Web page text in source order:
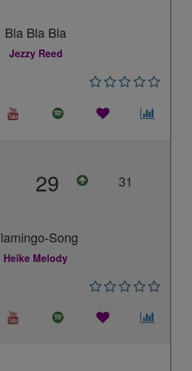
Bla Bla Bla
Jezzy Reed
29 31
Song
Heike Melody